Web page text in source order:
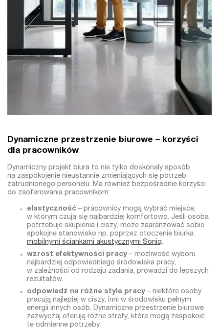
Dynamiczne przestrzenie biurowe – korzyści
dla pracowników
Dynamiczny projekt biura to nie tylko doskonały sposób
na zaspokojenie nieustannie zmieniających się potrzeb
zatrudnionego personelu. Ma również bezpośrednie korzyści
do zaoferowania pracownikom:
elastyczność – pracownicy mogą wybrać miejsce,
w którym czują się najbardziej komfortowo. Jeśli osoba
potrzebuje skupienia i ciszy, może zaaranżować sobie
spokojne stanowisko np. poprzez otoczenie biurka
mobilnymi ściankami akustycznymi Soniq.
wzrost efektywności pracy – możliwość wyboru
najbardziej odpowiedniego środowiska pracy,
w zależności od rodzaju zadania, prowadzi do lepszych
rezultatów.
odpowiedź na różne style pracy – niektóre osoby
pracują najlepiej w ciszy, inni w środowisku pełnym
energii innych osób. Dynamiczne przestrzenie biurowe
zazwyczaj oferują różne strefy, które mogą zaspokoić
te odmienne potrzeby.